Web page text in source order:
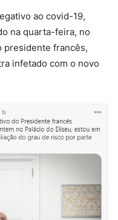
ao covid-19,
na quarta-feira, no
presidente francês,
infetado com o novo